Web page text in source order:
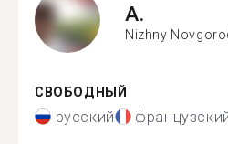
A.
Nizhny
СВОБОДНЫЙ
русский